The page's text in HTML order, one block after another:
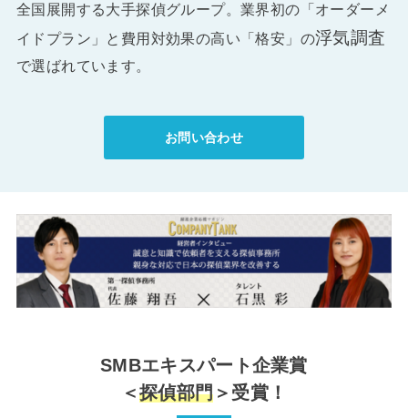
全国展開する大手探偵グループ。業界初の「オーダーメ
イドプラン」と費用対効果の高い「格安」の浮気調査
で選ばれています。
お問い合わせ
SMBエキスパート企業賞
＜探偵部門 ＞受賞！